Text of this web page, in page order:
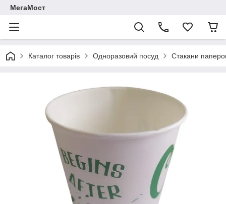
МегаМост
Каталог товарів Одноразовий посуд Стакани